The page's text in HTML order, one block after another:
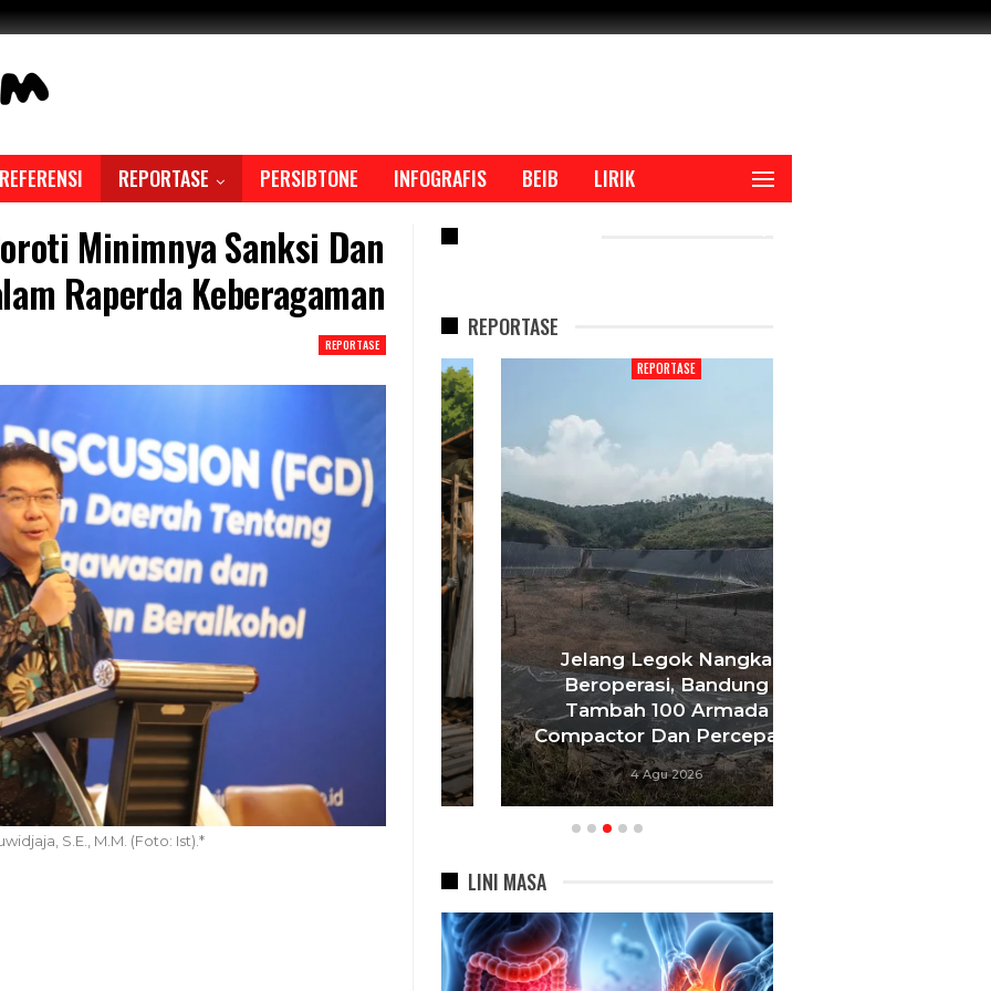
REFERENSI REPORTASE PERSIBTONE INFOGRAFIS BEIB LIRIK
Minimnya Sanksi Dan
Raperda Keberagaman
REPORTASE
S.E., M.M. (Foto: Ist).*
REPORTASE
Satpol PP Bongkar 645
Bangunan Liar Di Bandung,
Penertiban Berlanjut Ke
Sejumlah…
Jelang Legok Nangka
Beroperasi, Bandung
Tambah 100 Armada
Compactor Dan Percepat…
4 Agu 2026
LINI MASA